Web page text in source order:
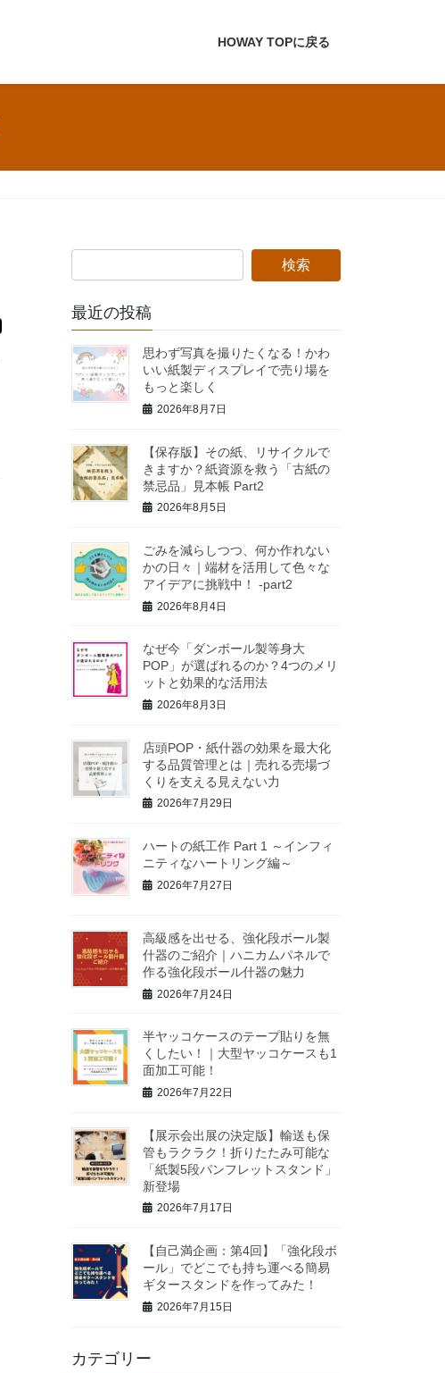
HOWAY TOPに戻る
最近の投稿
思わず写真を撮りたくなる！かわ
いい紙製ディスプレイで売り場を
もっと楽しく
2026年8月7日
【保存版】その紙、リサイクルで
きますか？紙資源を救う「古紙の
禁忌品」見本帳 Part2
2026年8月5日
ごみを減らしつつ、何か作れない
かの日々｜端材を活用して色々な
アイデアに挑戦中！ -part2
2026年8月4日
なぜ今「ダンボール製等身大
POP」が選ばれるのか？4つのメリ
ットと効果的な活用法
2026年8月3日
店頭POP・紙什器の効果を最大化
する品質管理とは｜売れる売場づ
くりを支える見えない力
2026年7月29日
ハートの紙工作 Part 1 ～インフィ
ニティなハートリング編～
2026年7月27日
高級感を出せる、強化段ボール製
什器のご紹介｜ハニカムパネルで
作る強化段ボール什器の魅力
2026年7月24日
半ヤッコケースのテープ貼りを無
くしたい！｜大型ヤッコケースも1
面加工可能！
2026年7月22日
【展示会出展の決定版】輸送も保
管もラクラク！折りたたみ可能な
「紙製5段パンフレットスタンド」
新登場
2026年7月17日
【自己満企画：第4回】「強化段ボ
ール」でどこでも持ち運べる簡易
ギタースタンドを作ってみた！
2026年7月15日
カテゴリー